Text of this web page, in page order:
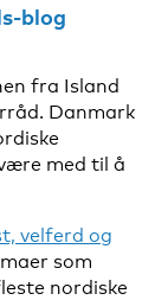
blog
fra Island
Danmark
med til å
velferd og
som
nordiske